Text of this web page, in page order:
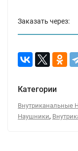
Заказать через:
Категории
Внутриканальные
Наушники,